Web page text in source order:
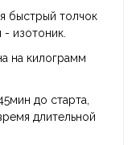
быстрый толчок
изотоник.
на килограмм
до старта,
длительной